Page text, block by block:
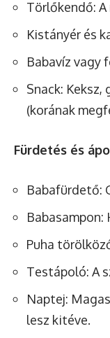
Törlőkendő:
Kistányér és
Babavíz vagy
Snack:
(korának
Fürdetés és
Babafürdető:
Babasampon:
Puha
Testápoló: A
Naptej:
lesz kitéve.